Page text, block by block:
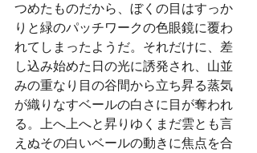
つめたものだから、ぼくの目はすっか
りと緑のパッチワークの色眼鏡に覆わ
れてしまったようだ。それだけに、差
し込み始めた日の光に誘発され、山並
みの重なり目の谷間から立ち昇る蒸気
が織りなすベールの白さに目が奪われ
る。上へ上へと昇りゆくまだ雲とも言
えぬその白いベールの動きに焦点を合